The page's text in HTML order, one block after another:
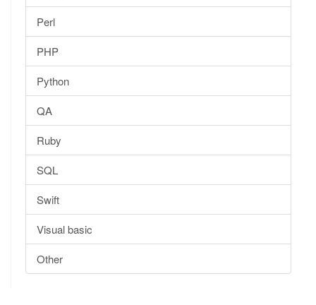
Perl
PHP
Python
QA
Ruby
SQL
Swift
Visual basic
Other